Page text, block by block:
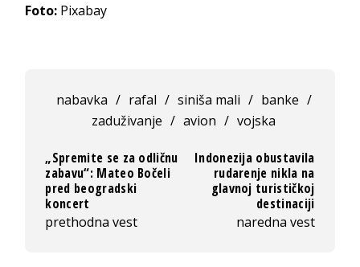
Foto: Pixabay
nabavka / rafal / siniša mali / banke /
zaduživanje / avion / vojska
„Spremite se za odličnu
zabavu“: Mateo Bočeli
pred beogradski
koncert
prethodna vest
Indonezija obustavila
rudarenje nikla na
glavnoj turističkoj
destinaciji
naredna vest